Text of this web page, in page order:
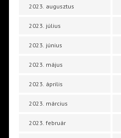
2023. augusztus
2023. július
2023. június
2023. május
2023. április
2023. március
2023. február